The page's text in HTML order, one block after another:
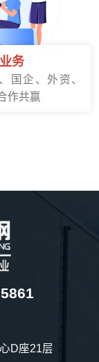
务
国企、外资、
作共赢
D座21层